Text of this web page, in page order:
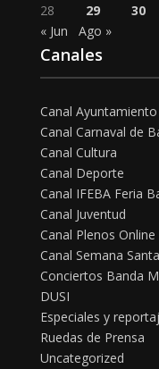
28
29 30
« Jun
Ago »
Canales
Canal Ayuntamiento
Canal Carnaval de
Canal Cultura
Canal Deporte
Canal IFEBA Feria
Canal Juventud
Canal Plenos Online
Canal Semana
Conciertos Banda
DUSI
Especiales y
Ruedas de Prensa
Uncategorized